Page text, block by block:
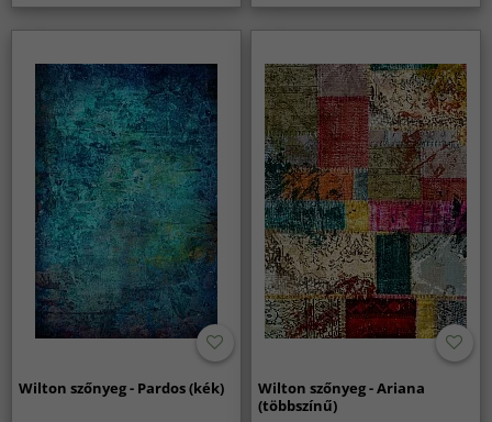
Wilton szőnyeg - Pardos (kék)
Wilton szőnyeg - Ariana
(többszínű)